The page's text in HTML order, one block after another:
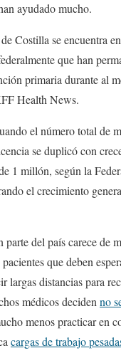
ayudado mucho.
Costilla se encuentra
que han
primaria durante al
Health News.
el número total de
se duplicó con
1 millón, según la
el crecimiento
del país carece de
que deben
largas distancias para
médicos decidenno
menos practicar en
cargas de trabajo